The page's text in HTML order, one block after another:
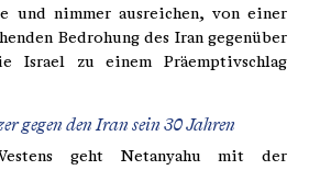
und nimmer ausreichen, von einer
Bedrohung des Iran gegenüber
Israel zu einem Präemptivschlag
gegen den Iran sein 30 Jahren
geht Netanyahu mit der